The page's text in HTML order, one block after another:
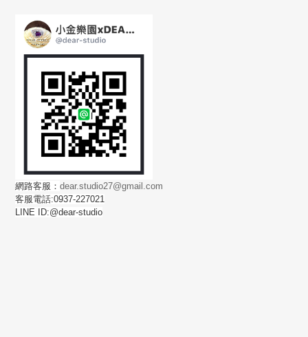
網路客服：dear.studio27@gmail.com
客服電話:0937-227021
LINE ID:@dear-studio